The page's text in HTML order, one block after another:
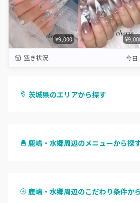
¥9,000
空き状況 今日
茨城県のエリアから探す
つくば・土浦・石岡
鹿嶋・水郷周辺のメニューから探
ハンドスカルプ
鹿嶋・水郷周辺のこだわり条件か